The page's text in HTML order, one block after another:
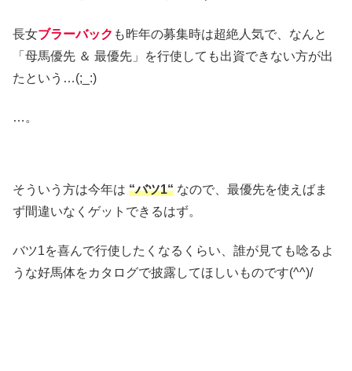
長女ブラーバック も昨年の募集時は超絶人気で、なんと
「母馬優先 ＆ 最優先」を行使しても出資できない方が出
たという…(;_:)
…。
そういう方は今年は “バツ1“ なので、最優先を使えばま
ず間違いなくゲットできるはず。
バツ1を喜んで行使したくなるくらい、誰が見ても唸るよ
うな好馬体をカタログで披露してほしいものです(^^)/